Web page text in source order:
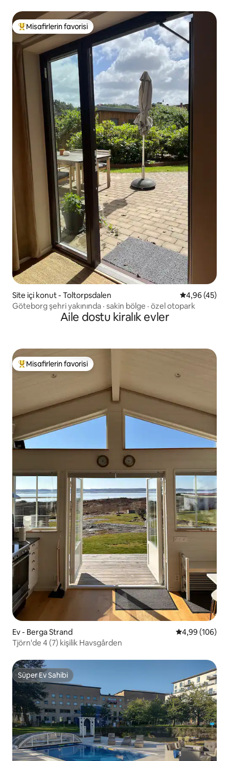
Misafirlerin favorilerinden en beğenilenler arasında
Misafirlerin favorisi
Site içi konut - Toltorpsdalen 5 üzerinden
4,96 (45)
Göteborg şehri yakınında · sakin bölge · özel otopark
Aile dostu kiralık evler
Misafirlerin favorilerinden en beğenilenler arasında
Misafirlerin favorisi
Ev - Berga Strand 5 üzerinden
4,99 (106)
Tjörn'de 4 (7) kişilik Havsgården
Süper Ev Sahibi
Süper Ev Sahibi